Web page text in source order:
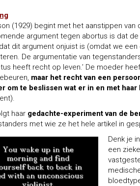
(1929) begint met het aanstippen
argument tegen abortus is dat
dit argument onjuist is (omdat we
De argumentatie van
heeft recht op leven.’ De moeder
maar het recht van een
om te beslissen wat er in en met
haar gedachte-experiment van de
met wie ze het hele artikel in
Denk je
een